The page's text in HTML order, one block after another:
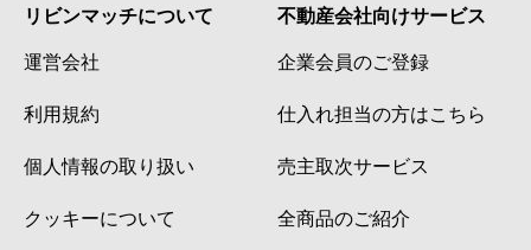
リビンマッチについて
運営会社
利用規約
個人情報の取り扱い
クッキーについて
不動産会社向けサービス
企業会員のご登録
仕入れ担当の方はこちら
売主取次サービス
全商品のご紹介